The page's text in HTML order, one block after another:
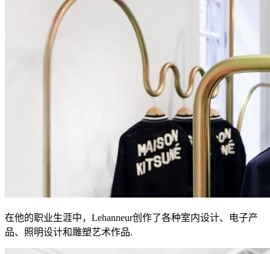
在他的职业生涯中，Lehanneur创作了各种室内设计、电子产
品、照明设计和雕塑艺术作品.